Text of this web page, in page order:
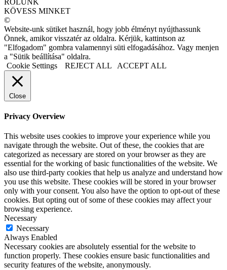
KÖVESS MINKET
©
Website-unk sütiket használ, hogy jobb élményt nyújthassunk
Önnek, amikor visszatér az oldalra. Kérjük, kattintson az
"Elfogadom" gombra valamennyi süti elfogadásához. Vagy menjen
a "Sütik beállítása" oldalra.
Cookie Settings
REJECT ALL ACCEPT ALL
Close
Privacy Overview
This website uses cookies to improve your experience while you
navigate through the website. Out of these, the cookies that are
categorized as necessary are stored on your browser as they are
essential for the working of basic functionalities of the website. We
also use third-party cookies that help us analyze and understand how
you use this website. These cookies will be stored in your browser
only with your consent. You also have the option to opt-out of these
cookies. But opting out of some of these cookies may affect your
browsing experience.
Necessary
Necessary
Always Enabled
Necessary cookies are absolutely essential for the website to
function properly. These cookies ensure basic functionalities and
security features of the website, anonymously.